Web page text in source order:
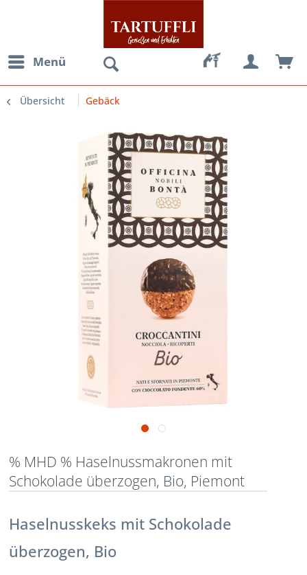
Menü
Übersicht Gebäck
% MHD % Haselnussmakronen mit
Schokolade überzogen, Bio, Piemont
Haselnusskeks mit Schokolade
überzogen, Bio